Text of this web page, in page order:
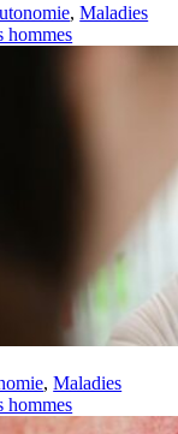
,Maladies
hommes
,Maladies
hommes